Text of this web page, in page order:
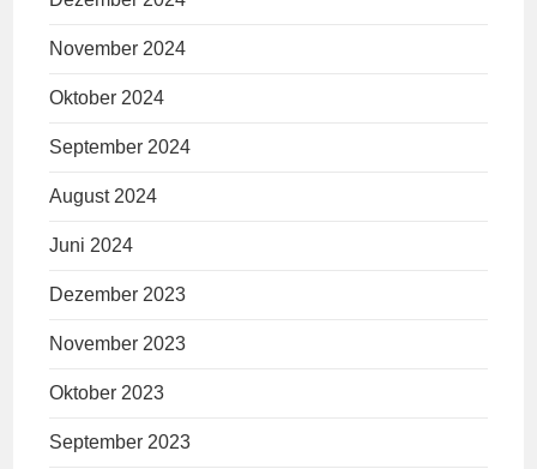
November 2024
Oktober 2024
September 2024
August 2024
Juni 2024
Dezember 2023
November 2023
Oktober 2023
September 2023